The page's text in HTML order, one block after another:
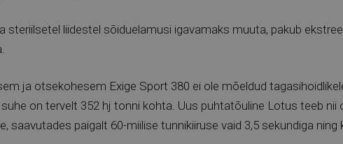
liidestel sõiduelamusi igavamaks muuta, pakub
ja otsekohesem Exige Sport 380 ei ole mõeldud
on tervelt 352 hj tonni kohta. Uus puhtatõuline Lotus teeb
saavutades paigalt 60-miilise tunnikiiruse vaid 3,5 sekundiga